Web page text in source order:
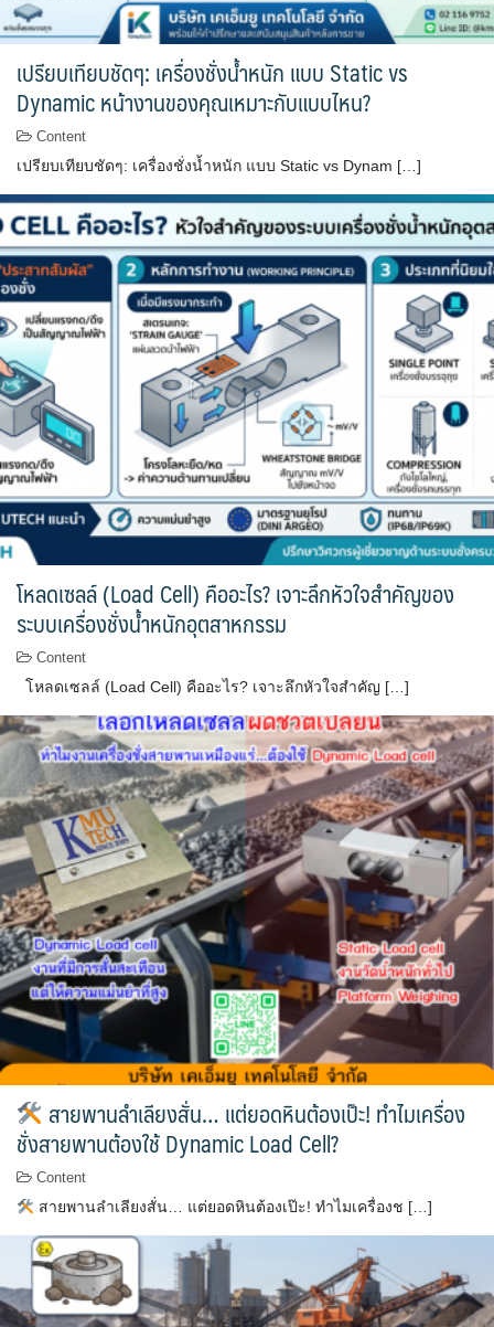
เปรียบเทียบชัดๆ: เครื่องชั่งน้ำหนัก แบบ Static vs
Dynamic หน้างานของคุณเหมาะกับแบบไหน?
Content
เปรียบเทียบชัดๆ: เครื่องชั่งน้ำหนัก แบบ Static vs Dynam […]
โหลดเซลล์ (Load Cell) คืออะไร? เจาะลึกหัวใจสำคัญของ
ระบบเครื่องชั่งน้ำหนักอุตสาหกรรม
Content
โหลดเซลล์ (Load Cell) คืออะไร? เจาะลึกหัวใจสำคัญ […]
สายพานลำเลียงสั่น… แต่ยอดหินต้องเป๊ะ! ทำไมเครื่อง
ชั่งสายพานต้องใช้ Dynamic Load Cell?
Content
สายพานลำเลียงสั่น… แต่ยอดหินต้องเป๊ะ! ทำไมเครื่องช […]